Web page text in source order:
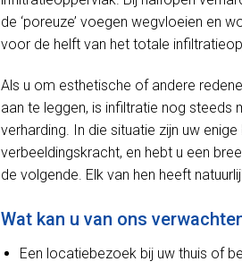
de ‘poreuze’ voegen wegvloeien en
voor de helft van het totale
Als u om esthetische of andere
aan te leggen, is infiltratie nog
verharding. In die situatie zijn uw
verbeeldingskracht, en hebt u een
de volgende. Elk van hen heeft
Wat kan u van ons
Een locatiebezoek bij uw thuis of